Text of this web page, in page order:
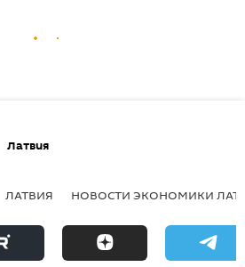
Латвия
ЛАТВИЯ НОВОСТИ ЭКОНОМИКИ